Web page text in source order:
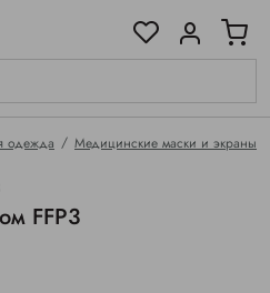
одежда Медицинские маски и экраны
FFP3